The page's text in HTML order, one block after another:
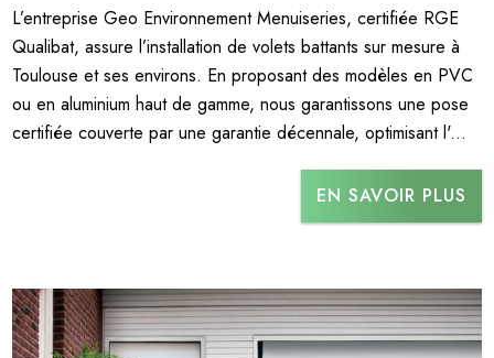
L’entreprise Geo Environnement Menuiseries, certifiée RGE
Qualibat, assure l’installation de volets battants sur mesure à
Toulouse et ses environs. En proposant des modèles en PVC
ou en aluminium haut de gamme, nous garantissons une pose
certifiée couverte par une garantie décennale, optimisant l'...
EN SAVOIR PLUS